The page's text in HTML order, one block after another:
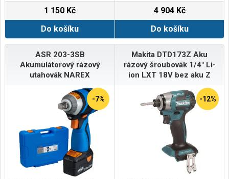
1 150 Kč
Do košíku
4 904 Kč
Do košíku
ASR 203-3SB
Akumulátorový rázový
utahovák NAREX
-7%
Makita DTD173Z Aku
rázový šroubovák 1/4" Li-
ion LXT 18V bez aku Z
-12%